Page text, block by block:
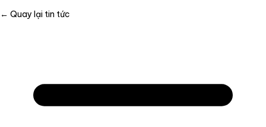
← Quay lại tin tức